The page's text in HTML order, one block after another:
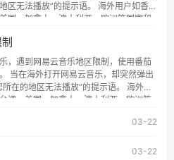
播放”的提示语。 海外用户如香
国、加拿大、澳大利亚、欧洲等国家和
大陆地区播放。 遇到这个问题的
国加速器，即可解决「海外用户收听腾
」的问题，无论人在香港、澳门、台
澳大利亚、欧洲等国家和地区工作、留
使用，不再因地区和版权限制所困扰。
，遇到网易云音乐地区限制，使用番茄
出
的地区无法播放”的提示语。 海外用
湾、美国、加拿大、澳大利亚、欧洲等
且仅能在中国大陆地区播放。 遇到这
区版权限制」的问题，无论人在香港、
03-22
03-22